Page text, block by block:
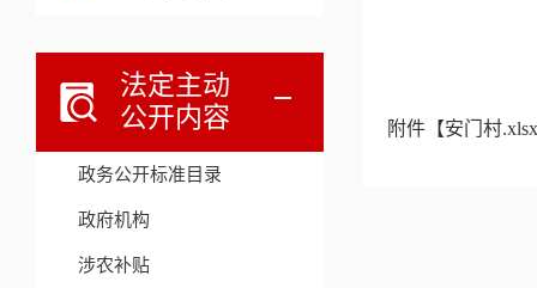
法定主动
公开内容
政务公开标准目录
政府机构
涉农补贴
附件【安门村.xlsx